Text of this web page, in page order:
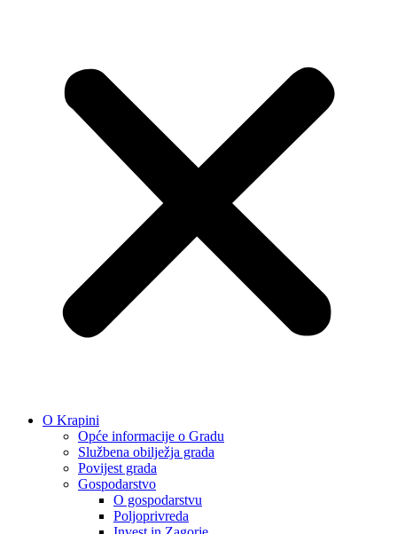
O Krapini
Opće informacije o Gradu
Službena obilježja grada
Povijest grada
Gospodarstvo
O gospodarstvu
Poljoprivreda